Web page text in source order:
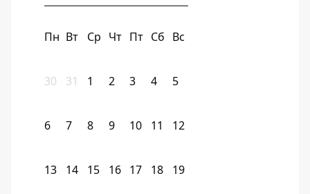
Пн Вт Ср Чт Пт Сб Вс
30 31 1 2 3 4 5
6 7 8 9 10 11 12
13 14 15 16 17 18 19